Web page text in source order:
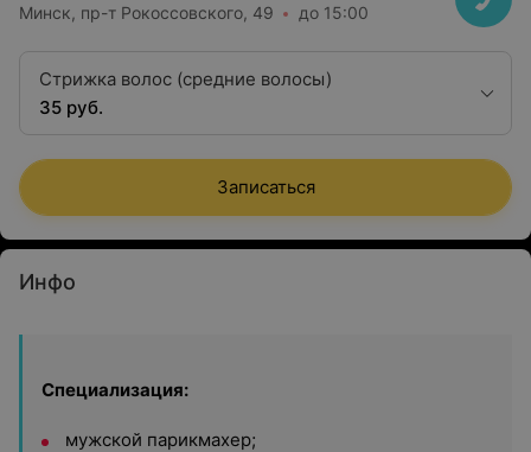
Минск, пр-т Рокоссовского, 49 до 15:00
Стрижка волос (средние волосы)
35 руб.
Записаться
Инфо
Специализация:
мужской парикмахер;